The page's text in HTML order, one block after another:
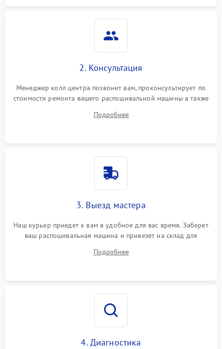
2. Консультация
Менеджер колл центра позвонит вам, проконсультирует по
стоимости ремонта вашего распошивальной машины а также
Подробнее
3. Выезд мастера
Наш курьер приедет к вам в удобное для вас время. Заберет
ваш распошивальная машина и привезет на склад для
Подробнее
4. Диагностика